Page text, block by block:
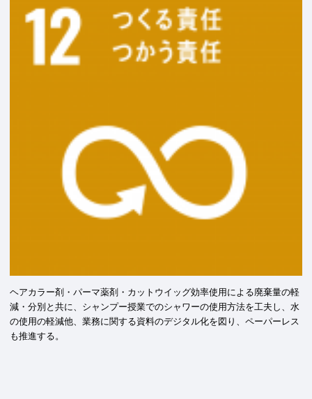
ヘアカラー剤・パーマ薬剤・カットウイッグ効率使用による廃棄量の軽
減・分別と共に、シャンプー授業でのシャワーの使用方法を工夫し、水
の使用の軽減他、業務に関する資料のデジタル化を図り、ペーパーレス
も推進する。